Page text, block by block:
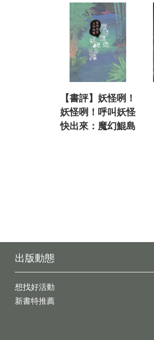
【書評】妖怪咧！
妖怪咧！呼叫妖怪
快出來：魔幻鯤島
出版動態
想找好活動
新書特推薦